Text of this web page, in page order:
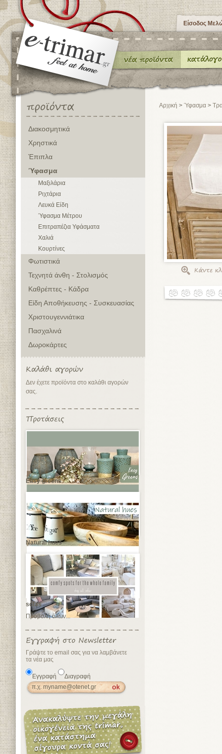
Είσοδος
Διακοσμητικά
Χρηστικά
Έπιπλα
Ύφασμα
Μαξιλάρια
Ριχτάρια
Λευκά Είδη
Ύφασμα Μέτρου
Επιτραπέζια Υφάσματα
Χαλιά
Κουρτίνες
Φωτιστικά
Τεχνητά άνθη - Στολισμός
Καθρέπτες - Κάδρα
Είδη Αποθήκευσης - Συσκευασίας
Χριστουγεννιάτικα
Πασχαλινά
Δωροκάρτες
Δεν έχετε προϊόντα στο καλάθι αγορών
σας.
Easy greens
Natural hues
sofas
Προβολή όλων...
Γράψτε το email σας για να λαμβάνετε
τα νέα μας
Εγγραφή Διαγραφή
Αρχική > Ύφασμα >